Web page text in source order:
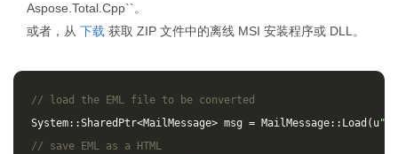
Aspose.Total.Cpp``。
或者，从 下载 获取 ZIP 文件中的离线 MSI 安装程序或 DLL。
// load the EML file to be converted
System::SharedPtr<MailMessage> msg = MailMessage:: Load ( u
// save EML as a HTML